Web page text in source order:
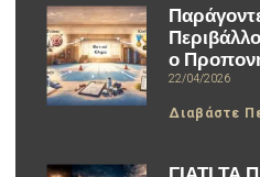
ο
22/04/2026
Διαβάστε